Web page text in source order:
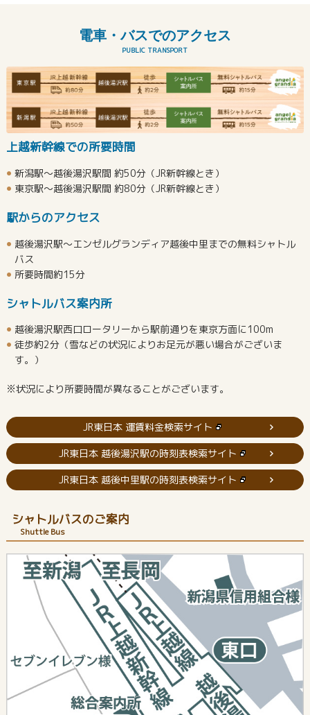
電車・バスでのアクセス
PUBLIC TRANSPORT
上越新幹線での所要時間
新潟駅～越後湯沢駅間 約50分（JR新幹線とき）
東京駅～越後湯沢駅間 約80分（JR新幹線とき）
駅からのアクセス
越後湯沢駅～エンゼルグランディア越後中里までの無料シャトル
バス
所要時間約15分
シャトルバス案内所
越後湯沢駅西口ロータリーから駅前通りを東京方面に100m
徒歩約2分（雪などの状況によりお足元が悪い場合がございま
す。）
※状況により所要時間が異なることがございます。
JR東日本 運賃料金検索サイト
JR東日本 越後湯沢駅の時刻表検索サイト
JR東日本 越後中里駅の時刻表検索サイト
シャトルバスのご案内
Shuttle Bus